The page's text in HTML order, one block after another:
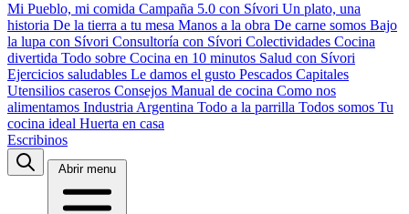
Mi Pueblo, mi comida Campaña 5.0 con Sívori Un plato, una
historia De la tierra a tu mesa Manos a la obra De carne somos Bajo
la lupa con Sívori Consultoría con Sívori Colectividades Cocina
divertida Todo sobre Cocina en 10 minutos Salud con Sívori
Ejercicios saludables Le damos el gusto Pescados Capitales
Utensilios caseros Consejos Manual de cocina Como nos
alimentamos Industria Argentina Todo a la parrilla Todos somos Tu
cocina ideal Huerta en casa
Escribinos
Abrir menu